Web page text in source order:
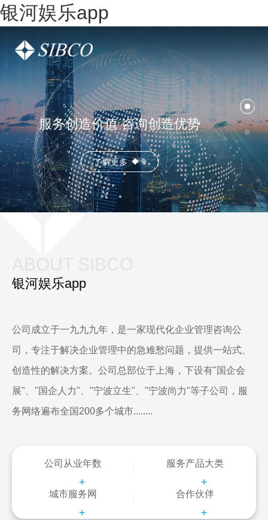
银河娱乐app
服务创造价值 咨询创造优势
了解更多
银河娱乐app
公司成立于一九九九年，是一家现代化企业管理咨询公
司，专注于解决企业管理中的急难愁问题，提供一站式、
创造性的解决方案。公司总部位于上海，下设有"国企会
展"、"国企人力"、"宁波立生"、"宁波尚力"等子公司，服
务网络遍布全国200多个城市........
公司从业年数
+
服务产品大类
+
城市服务网
+
合作伙伴
+